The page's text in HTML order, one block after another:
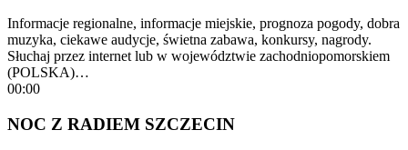
Informacje regionalne, informacje miejskie, prognoza pogody, dobra
muzyka, ciekawe audycje, świetna zabawa, konkursy, nagrody.
Słuchaj przez internet lub w województwie zachodniopomorskiem
(POLSKA)…
00:00
NOC Z RADIEM SZCZECIN